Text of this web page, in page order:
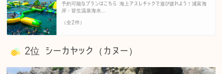
予約可能なプランはこちら 海上アスレチックで遊び疲れよう！浦富海
岸・皆生温泉海水...
（全2件）
2位 シーカヤック（カヌー）